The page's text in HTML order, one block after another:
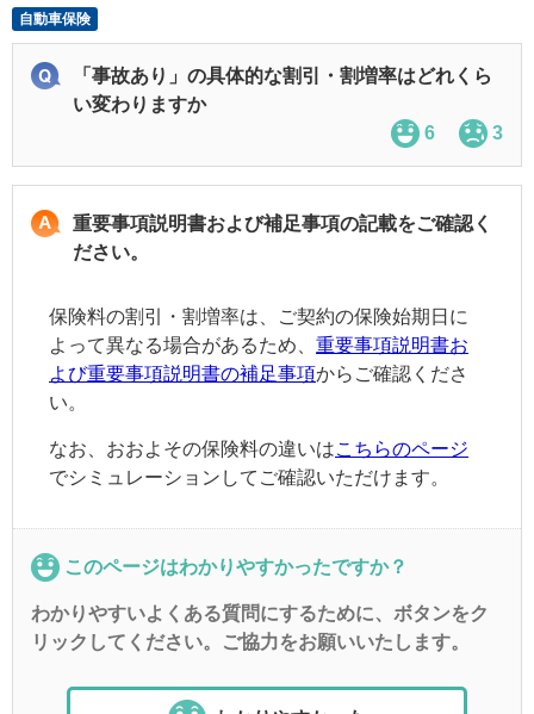
自動車保険
「事故あり」の具体的な割引・割増率はどれくら
い変わりますか
6
3
重要事項説明書および補足事項の記載をご確認く
ださい。
保険料の割引・割増率は、ご契約の保険始期日に
よって異なる場合があるため、 重要事項説明書お
よび重要事項説明書の補足事項からご確認くださ
い。
なお、おおよその保険料の違いはこちらのページ
でシミュレーションしてご確認いただけます。
このページはわかりやすかったですか？
わかりやすいよくある質問にするために、ボタンをク
リックしてください。ご協力をお願いいたします。